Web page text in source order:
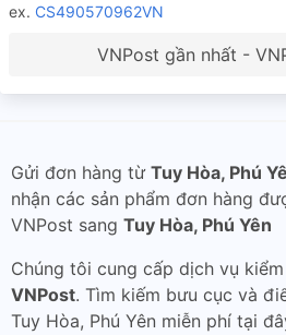
ex. CS490570962VN
VNPost gần nhất -
Gửi đơn hàng từ Tuy Hòa, Phú
nhận các sản phẩm đơn hàng
VNPost sang Tuy Hòa, Phú Yên
Chúng tôi cung cấp dịch vụ
VNPost. Tìm kiếm bưu cục và
Tuy Hòa, Phú Yên miễn phí tại